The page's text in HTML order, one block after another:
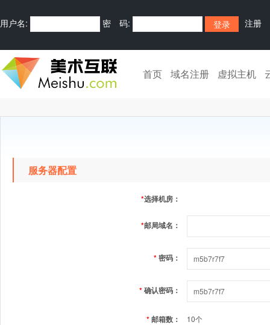
用户名: 密 码: 注册
首页 域名注册 虚拟主机
服务器配置
*选择机房：
*邮局域名：
*密码：
*确认密码：
*邮箱数： 10个